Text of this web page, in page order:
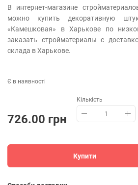
В интернет-магазине
можно купить декоративную
«Камешковая» в Харькове по
заказать стройматериалы с
склада в Харькове.
Є в наявності
726.00 грн
Кількість
Купити